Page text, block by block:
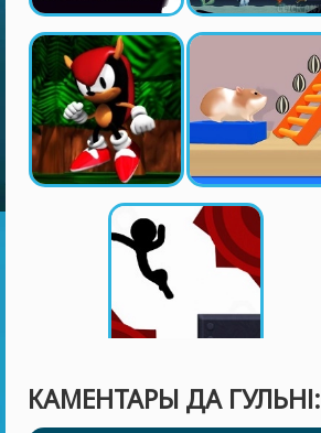
КАМЕНТАРЫ ДА ГУЛЬНІ: